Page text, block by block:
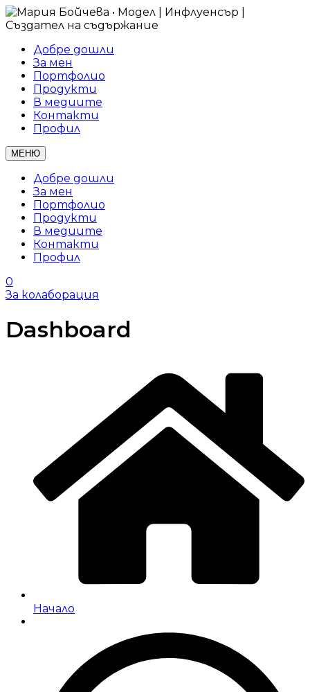
Добре дошли
За мен
Портфолио
Продукти
В медиите
Контакти
Профил
МЕНЮ
Добре дошли
За мен
Портфолио
Продукти
В медиите
Контакти
Профил
0
За колаборация
Dashboard
Начало